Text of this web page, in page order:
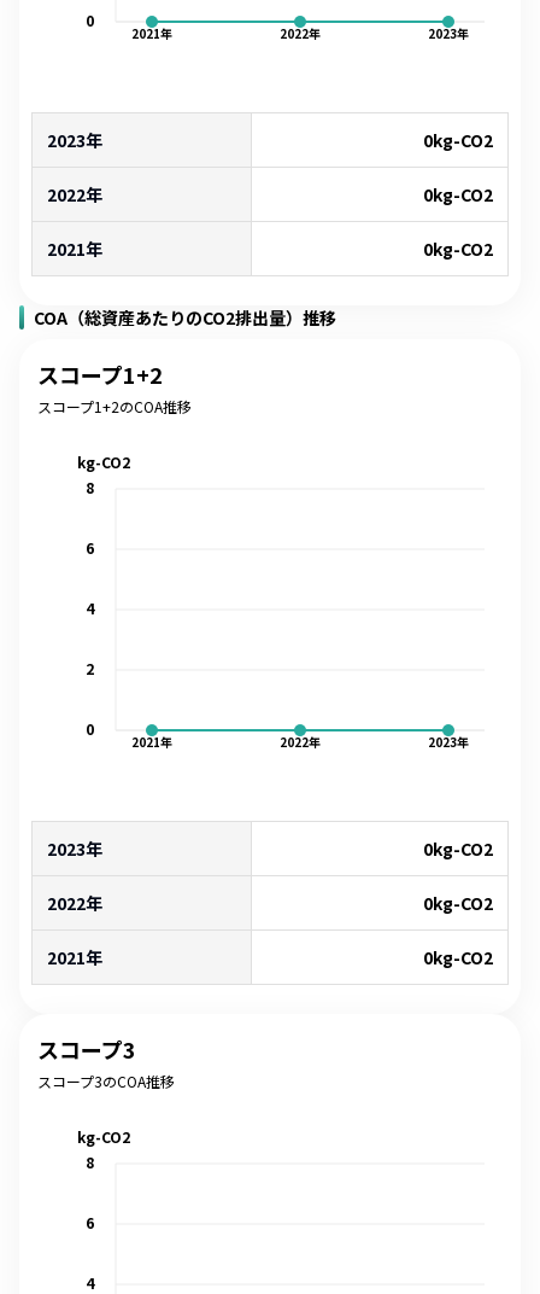
2021年 2022年 2023年
0
2023年 0kg-CO2
2022年 0kg-CO2
2021年 0kg-CO2
COA（総資産あたりのCO2排出量）推移
スコープ1+2
スコープ1+2のCOA推移
2021年 2022年 2023年
0
2
4
6
8
kg-CO2
2023年 0kg-CO2
2022年 0kg-CO2
2021年 0kg-CO2
スコープ3
スコープ3のCOA推移
4
6
8
kg-CO2